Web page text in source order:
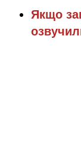
Якщо